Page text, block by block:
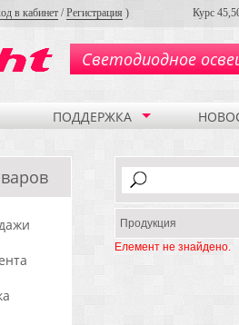
в кабинет /Регистрация ) Курс
Светодиодное
ПОДДЕРЖКА
Продукция
Елемент не знайдено.